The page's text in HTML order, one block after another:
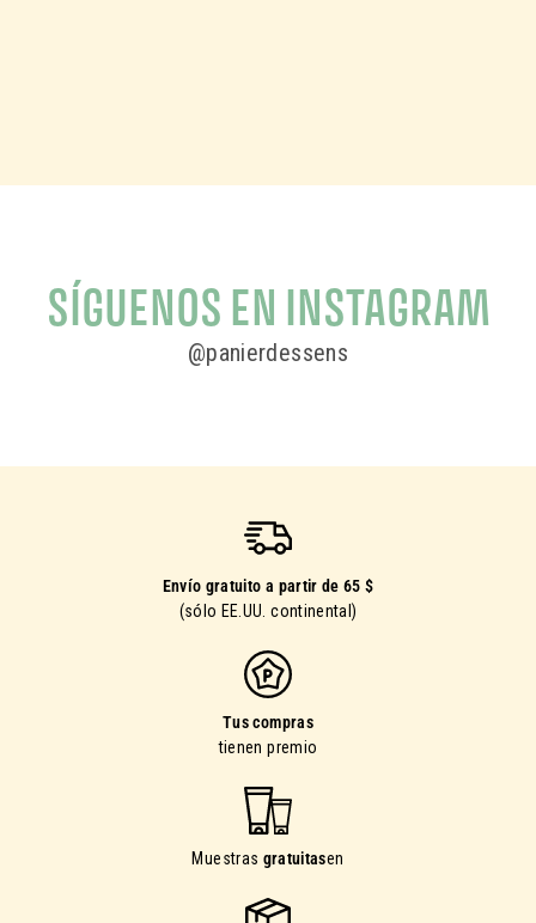
SÍGUENOS EN INSTAGRAM
@panierdessens
Envío gratuito a partir de 65 $
(sólo EE.UU. continental)
Tus compras
tienen premio
Muestras gratuitasen